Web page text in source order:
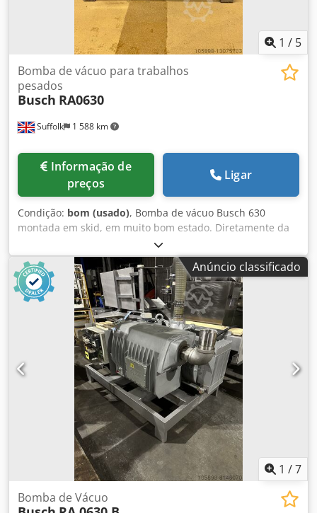
1 / 5
Suffolk 1 588 km
Bomba de vácuo para trabalhos
pesados
Busch RA0630
preços
Ligar
Condição: bom (usado), Bomba de vácuo Busch 630
montada em skid, em muito bom estado. Diretamente da
fábrica de alimentos. Dcodpjptbi Defx Abrsk
Anúncio classificado
1 /7
Bomba de Vácuo